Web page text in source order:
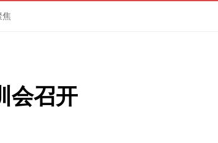
焦
会召开